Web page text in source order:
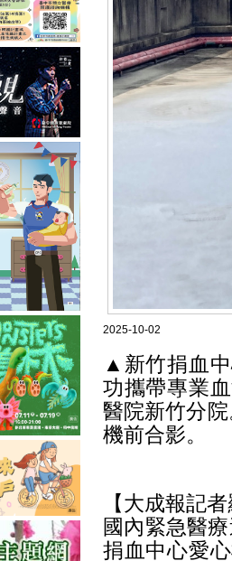
2025-10-02
▲新竹捐血
功攜帶專業
醫院新竹分
機前合影。
【大成報記
國內緊急醫
捐血中心愛